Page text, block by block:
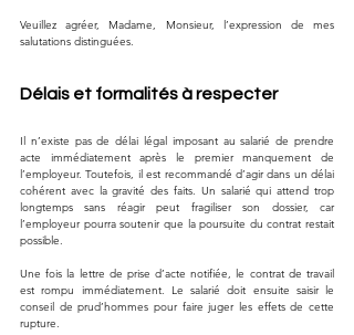
Veuillez agréer, Madame, Monsieur, l’expression de mes
salutations distinguées.
Délais et formalités à respecter
Il n’existe pas de délai légal imposant au salarié de prendre
acte immédiatement après le premier manquement de
l’employeur. Toutefois, il est recommandé d’agir dans un délai
cohérent avec la gravité des faits. Un salarié qui attend trop
longtemps sans réagir peut fragiliser son dossier, car
l’employeur pourra soutenir que la poursuite du contrat restait
possible.
Une fois la lettre de prise d’acte notifiée, le contrat de travail
est rompu immédiatement. Le salarié doit ensuite saisir le
conseil de prud’hommes pour faire juger les effets de cette
rupture.